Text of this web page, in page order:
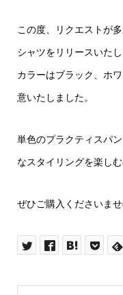
この度、リクエストが
シャツをリリースいたし
カラーはブラック、ホ
意いたしました。
単色のプラクティスパ
なスタイリングを楽し
ぜひご購入くださいま